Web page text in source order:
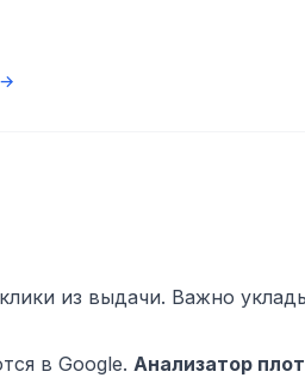
из выдачи. Важно
в Google. Анализатор